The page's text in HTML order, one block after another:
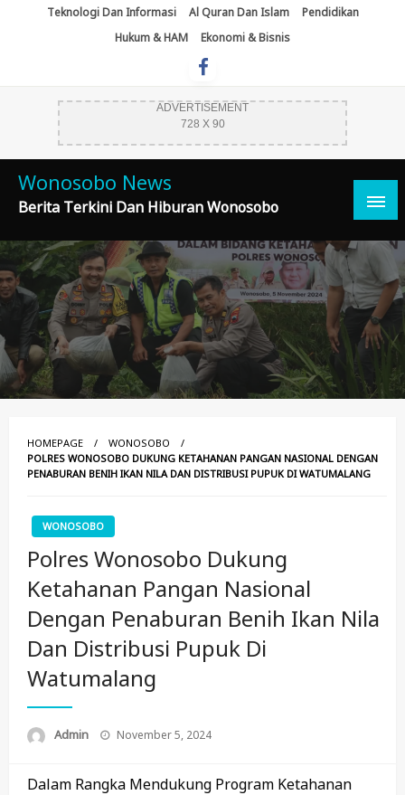
Teknologi Dan Informasi Al Quran Dan Islam
Pendidikan
Hukum & HAM
Ekonomi & Bisnis
ADVERTISEMENT
728 X 90
Wonosobo News
Berita Terkini Dan Hiburan Wonosobo
HOMEPAGE
WONOSOBO
POLRES WONOSOBO DUKUNG KETAHANAN PANGAN NASIONAL DENGAN
PENABURAN BENIH IKAN NILA DAN DISTRIBUSI PUPUK DI WATUMALANG
WONOSOBO
Polres Wonosobo Dukung
Ketahanan Pangan Nasional
Dengan Penaburan Benih Ikan Nila
Dan Distribusi Pupuk Di
Watumalang
Admin
Posted
November 5, 2024
Dalam Rangka Mendukung Program Ketahanan